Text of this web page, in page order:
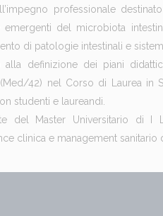
professionale
emergenti del microbiota
di patologie intestinali e
alla definizione dei piani
42) nel Corso di Laurea in
studenti e laureandi.
del Master Universitario di I
clinica e management sanitario